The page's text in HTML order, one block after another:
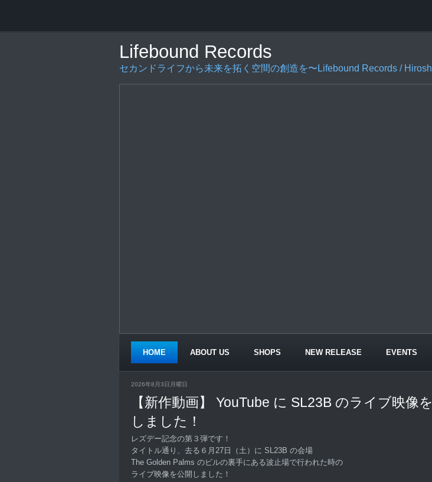
Lifebound Records
セカンドライフから未来を拓く空間の創造を〜Lifebound Records /
HOME ABOUT US SHOPS NEW RELEASE EVENTS
2026年8月3日月曜日
【新作動画】 YouTube に SL23B のライブ映像
しました！
レズデー記念の第３弾です！
タイトル通り、去る６月27日（土）に SL23B の会場
The Golden Palms のビルの裏手にある波止場で行われた時の
ライブ映像を公開しました！